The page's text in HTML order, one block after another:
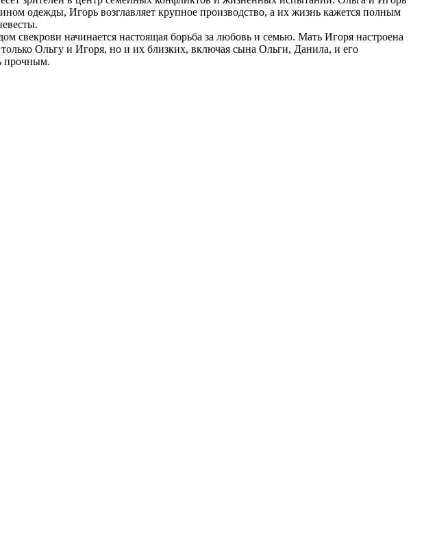
одежды, Игорь возглавляет крупное производство, а их жизнь кажется полным
свекрови начинается настоящая борьба за любовь и семью. Мать Игоря настроена
Ольгу и Игоря, но и их близких, включая сына Ольги, Данила, и его
прочным.